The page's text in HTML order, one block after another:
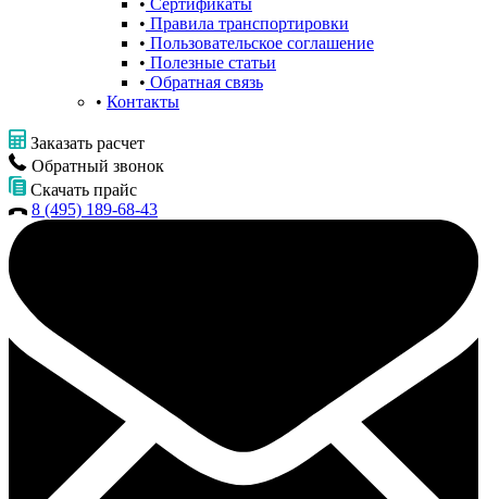
Сертификаты
Правила транспортировки
Пользовательское соглашение
Полезные статьи
Обратная связь
Контакты
Заказать расчет
Обратный звонок
Скачать прайс
8 (495) 189-68-43